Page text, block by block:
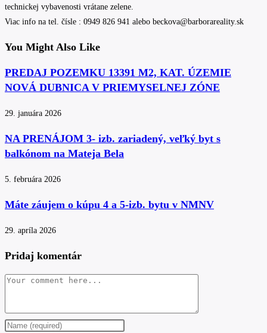
technickej vybavenosti vrátane zelene.
Viac info na tel. čísle : 0949 826 941 alebo beckova@barborareality.sk
You Might Also Like
PREDAJ POZEMKU 13391 M2, KAT. ÚZEMIE
NOVÁ DUBNICA V PRIEMYSELNEJ ZÓNE
29. januára 2026
NA PRENÁJOM 3- izb. zariadený, veľký byt s
balkónom na Mateja Bela
5. februára 2026
Máte záujem o kúpu 4 a 5-izb. bytu v NMNV
29. apríla 2026
Pridaj komentár
Comment
Enter